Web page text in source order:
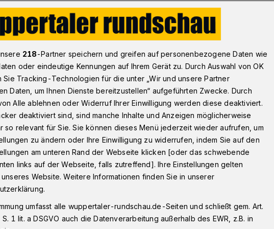
im Park“: Gemeinsam draußen trainieren
Gemeinsam
zum 14. August 2022 können alle
Sport- und Bewegungsangebote
geht das Programm „Sport im
218-Partner speichern und greifen auf personenbezogene Daten wie
oder eindeutige Kennungen auf Ihrem Gerät zu. Durch Auswahl von OK
Sie Tracking-Technologien für die unter „Wir und unsere Partner
Daten, um Ihnen Dienste bereitzustellen“ aufgeführten Zwecke. Durch
Alle ablehnen oder Widerruf Ihrer Einwilligung werden diese deaktiviert.
deaktiviert sind, sind manche Inhalte und Anzeigen möglicherweise
so relevant für Sie. Sie können dieses Menü jederzeit wieder aufrufen, um
zu ändern oder Ihre Einwilligung zu widerrufen, indem Sie auf den
am unteren Rand der Webseite klicken [oder das schwebende
links auf der Webseite, falls zutreffend]. Ihre Einstellungen gelten
Website. Weitere Informationen finden Sie in unserer
umfasst alle wuppertaler-rundschau.de-Seiten und schließt gem. Art.
1 lit. a DSGVO auch die Datenverarbeitung außerhalb des EWR, z.B. in